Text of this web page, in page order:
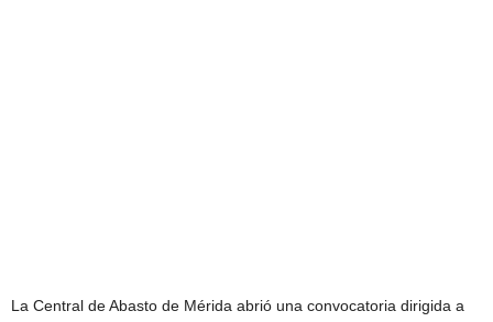
La Central de Abasto de Mérida abrió una convocatoria dirigida a